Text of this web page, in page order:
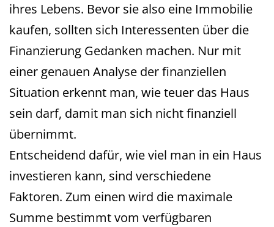
ihres Lebens. Bevor sie also eine Immobilie
kaufen, sollten sich Interessenten über die
Finanzierung Gedanken machen. Nur mit
einer genauen Analyse der finanziellen
Situation erkennt man, wie teuer das Haus
sein darf, damit man sich nicht finanziell
übernimmt.
Entscheidend dafür, wie viel man in ein Haus
investieren kann, sind verschiedene
Faktoren. Zum einen wird die maximale
Summe bestimmt vom verfügbaren